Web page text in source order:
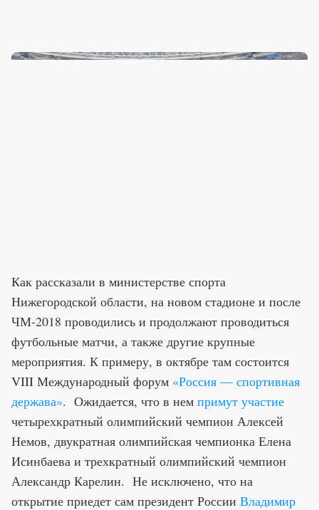
Как рассказали в министерстве спорта
Нижегородской области, на новом стадионе и после
ЧМ-2018 проводились и продолжают проводиться
футбольные матчи, а также другие крупные
мероприятия. К примеру, в октябре там состоится
VIII Международный форум «Россия — спортивная
держава». Ожидается, что в нем примут участие
четырехкратный олимпийский чемпион Алексей
Немов, двукратная олимпийская чемпионка Елена
Исинбаева и трехкратный олимпийский чемпион
Александр Карелин. Не исключено, что на
открытие приедет сам президент России Владимир